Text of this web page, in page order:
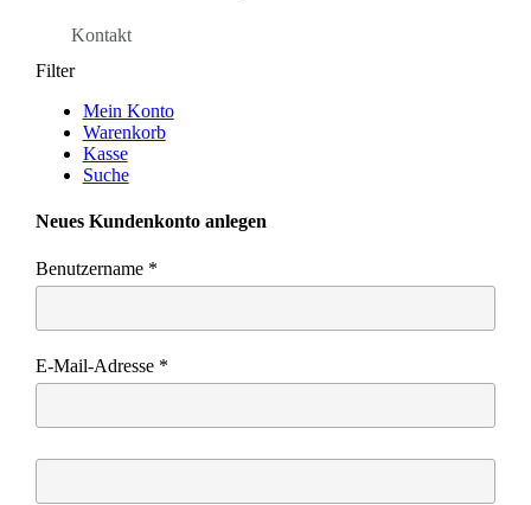
Kontakt
Filter
Mein Konto
Warenkorb
Kasse
Suche
Neues Kundenkonto anlegen
Benutzername *
E-Mail-Adresse *